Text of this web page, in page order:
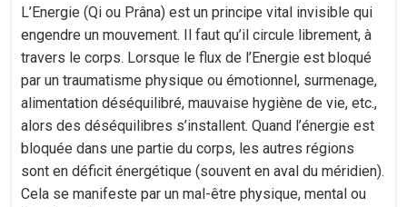
L’Energie (Qi ou Prâna) est un principe vital invisible qui
engendre un mouvement. Il faut qu’il circule librement, à
travers le corps. Lorsque le flux de l’Energie est bloqué
par un traumatisme physique ou émotionnel, surmenage,
alimentation déséquilibré, mauvaise hygiène de vie, etc.,
alors des déséquilibres s’installent. Quand l’énergie est
bloquée dans une partie du corps, les autres régions
sont en déficit énergétique (souvent en aval du méridien).
Cela se manifeste par un mal-être physique, mental ou